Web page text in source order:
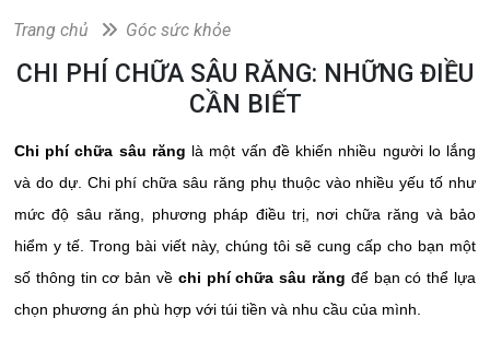
Trang chủ Góc sức khỏe
CHI PHÍ CHỮA SÂU RĂNG: NHỮNG ĐIỀU
CẦN BIẾT
Chi phí chữa sâu răng là một vấn đề khiến nhiều người lo lắng
và do dự. Chi phí chữa sâu răng phụ thuộc vào nhiều yếu tố như
mức độ sâu răng, phương pháp điều trị, nơi chữa răng và bảo
hiểm y tế. Trong bài viết này, chúng tôi sẽ cung cấp cho bạn một
số thông tin cơ bản về chi phí chữa sâu răng để bạn có thể lựa
chọn phương án phù hợp với túi tiền và nhu cầu của mình.